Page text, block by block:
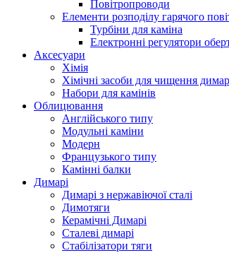
Повітропроводи
Елементи розподілу гарячого
Турбіни для каміна
Електронні регулятори
Аксесуари
Хімія
Хімічні засоби для чищення
Набори для камінів
Облицювання
Англійського типу
Модульні каміни
Модерн
Французького типу
Камінні балки
Димарі
Димарі з нержавіючої сталі
Димотяги
Керамічні Димарі
Сталеві димарі
Стабілізатори тяги